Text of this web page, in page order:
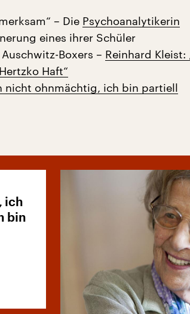
– Die Psychoanalytikerin
eines ihrer Schüler
Boxers – Reinhard Kleist:
Haft“
nicht ohnmächtig, ich bin partiell
ich
bin